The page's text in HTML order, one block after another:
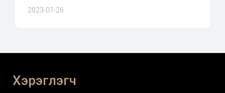
2023-01-26
Хэрэглэгч